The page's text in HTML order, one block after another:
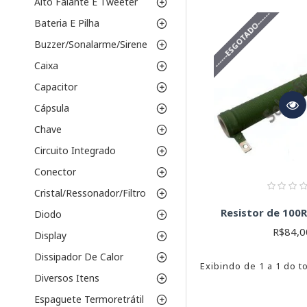
Bateria E Pilha
Buzzer/Sonalarme/Sirene
Caixa
Capacitor
Cápsula
Chave
Circuito Integrado
Conector
Cristal/Ressonador/Filtro
Diodo
Display
Dissipador De Calor
Diversos Itens
Espaguete Termoretrátil
Potência
Resistência
controlar a
Tolerância (%):
geralmente são
Coeficiente de
um coeficiente
Tipo de
são soldados
de montagem
superaquecimento e
------ESGOTADO------
Resistor de
Exibindo de 1 a 1 do